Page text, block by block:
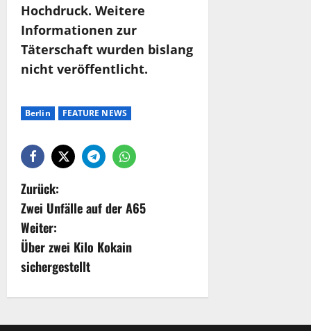
Hochdruck. Weitere
Informationen zur
Täterschaft wurden bislang
nicht veröffentlicht.
Berlin FEATURE NEWS
Zurück:
Zwei Unfälle auf der A65
Weiter:
Über zwei Kilo Kokain
sichergestellt